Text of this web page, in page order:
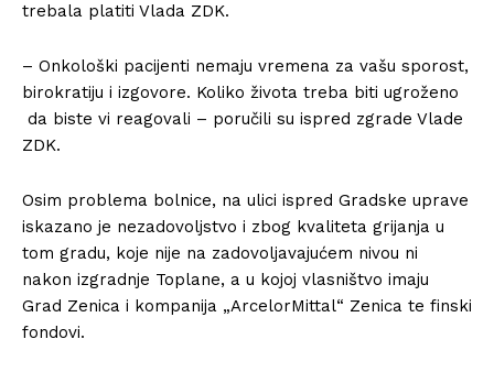
trebala platiti Vlada ZDK.
– Onkološki pacijenti nemaju vremena za vašu sporost,
birokratiju i izgovore. Koliko života treba biti ugroženo
da biste vi reagovali – poručili su ispred zgrade Vlade
ZDK.
Osim problema bolnice, na ulici ispred Gradske uprave
iskazano je nezadovoljstvo i zbog kvaliteta grijanja u
tom gradu, koje nije na zadovoljavajućem nivou ni
nakon izgradnje Toplane, a u kojoj vlasništvo imaju
Grad Zenica i kompanija „ArcelorMittal“ Zenica te finski
fondovi.